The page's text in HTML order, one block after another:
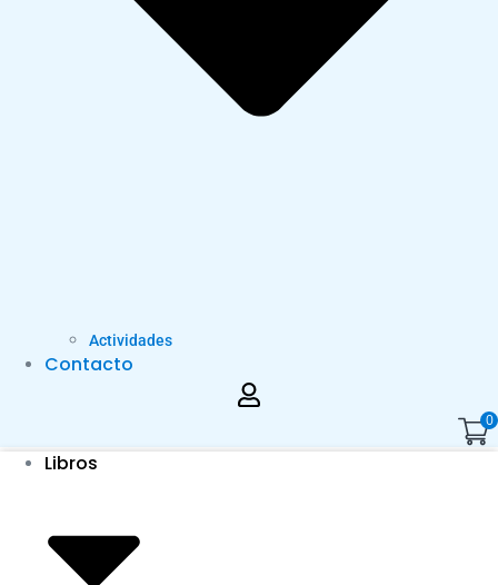
Actividades
Contacto
0
Libros